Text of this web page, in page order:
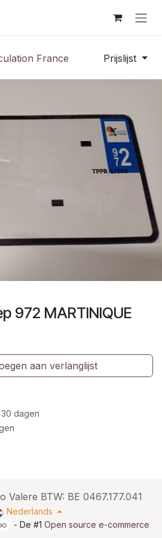
France Prijslijst
972 MARTINIQUE
aan verlanglijst
dagen
Valere BTW: BE 0467.177.041
Nederlands
- De #1Open source e-commerce